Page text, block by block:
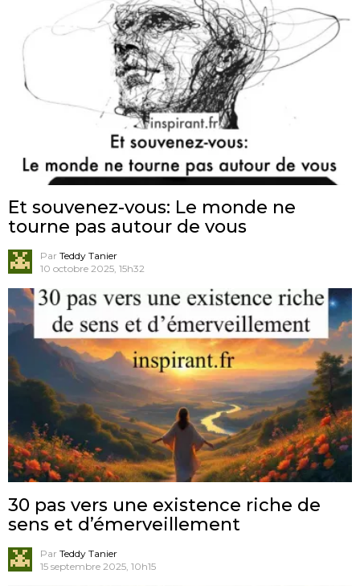
Et souvenez-vous: Le monde ne
tourne pas autour de vous
Par Teddy Tanier
10 octobre 2025, 15h32
30 pas vers une existence riche de
sens et d’émerveillement
Par Teddy Tanier
15 septembre 2025, 10h15